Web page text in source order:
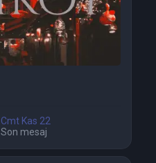
Cmt Kas 22
Son mesaj